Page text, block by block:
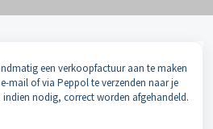
een verkoopfactuur aan te maken
mail of via Peppol te verzenden naar je
nodig, correct worden afgehandeld.